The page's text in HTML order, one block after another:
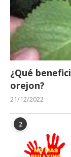
¿Qué
orejon?
21/12/2022
2